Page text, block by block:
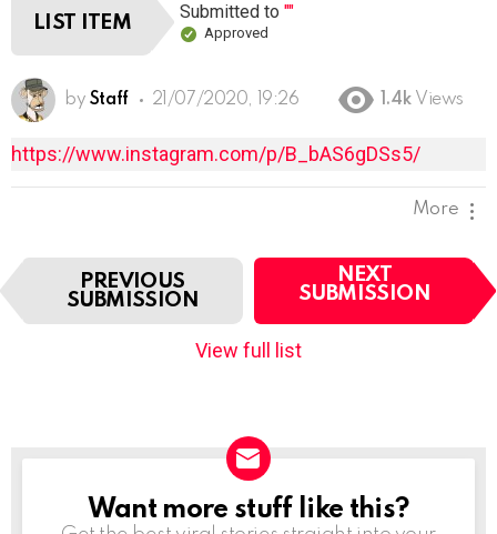
LIST ITEM Submitted to""
Approved
by Staff 21/07/2020, 19:26 1.4k Views
https://www.instagram.com/p/B_bAS6gDSs5/
More
I
e
PREVIOUS
SUBMISSION
NEXT
SUBMISSION
View full list
NEWSLETTER
Want more stuff like this?